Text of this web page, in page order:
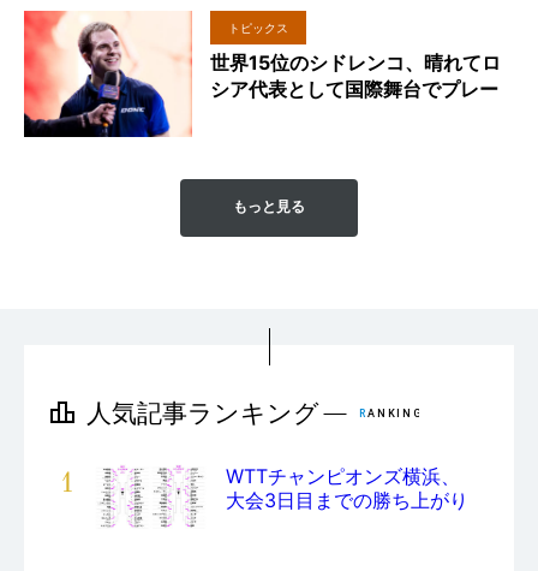
トピックス
世界15位のシドレンコ、晴れてロ
シア代表として国際舞台でプレー
もっと見る
1
WTTチャンピオンズ横浜、
大会3日目までの勝ち上がり